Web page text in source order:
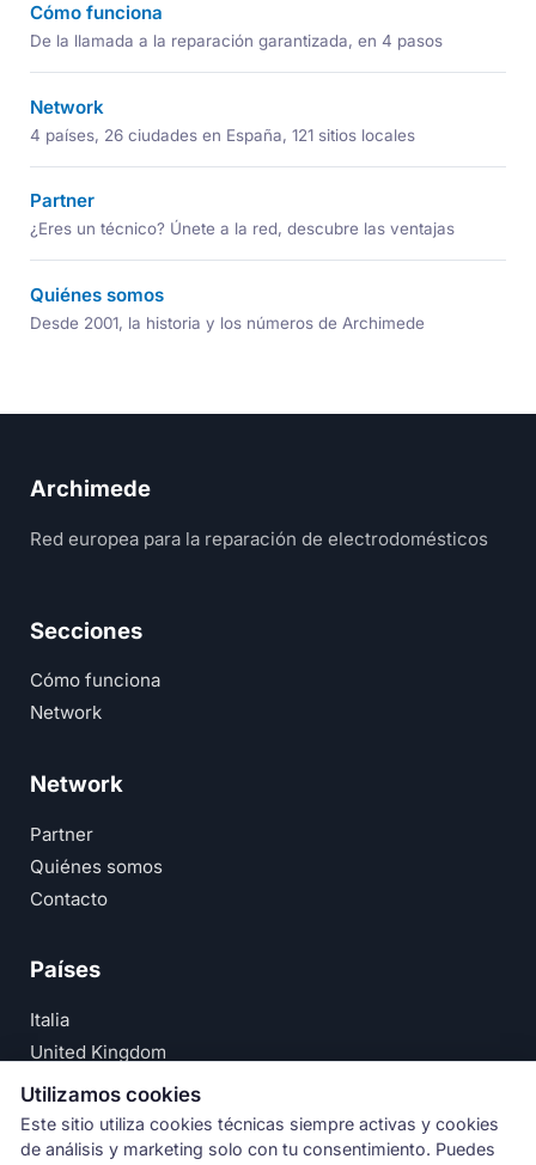
Cómo funciona
De la llamada a la reparación garantizada, en 4 pasos
Network
4 países, 26 ciudades en España, 121 sitios locales
Partner
¿Eres un técnico? Únete a la red, descubre las ventajas
Quiénes somos
Desde 2001, la historia y los números de Archimede
Archimede
Red europea para la reparación de electrodomésticos
Secciones
Cómo funciona
Network
Network
Partner
Quiénes somos
Contacto
Países
Italia
United Kingdom
Deutschland
España
Utilizamos cookies
Este sitio utiliza cookies técnicas siempre activas y cookies
de análisis y marketing solo con tu consentimiento. Puedes